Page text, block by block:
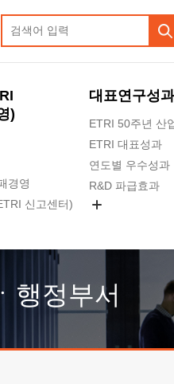
)
경영
신고센터)
대표연구성과
ETRI 50주년 산
ETRI 대표성과
연도별 우수성과
R&D 파급효과
행정부서